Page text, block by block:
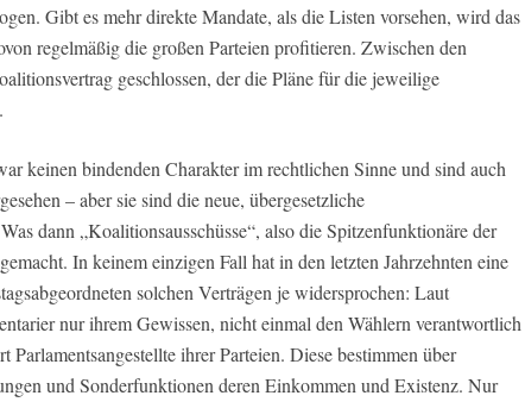
Gibt es mehr direkte Mandate, als die Listen vorsehen, wird das
regelmäßig die großen Parteien profitieren. Zwischen den
geschlossen, der die Pläne für die jeweilige
keinen bindenden Charakter im rechtlichen Sinne und sind auch
– aber sie sind die neue, übergesetzliche
dann „Koalitionsausschüsse“, also die Spitzenfunktionäre der
In keinem einzigen Fall hat in den letzten Jahrzehnten eine
solchen Verträgen je widersprochen: Laut
nur ihrem Gewissen, nicht einmal den Wählern verantwortlich
Parlamentsangestellte ihrer Parteien. Diese bestimmen über
und Sonderfunktionen deren Einkommen und Existenz. Nur